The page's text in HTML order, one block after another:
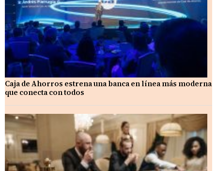
Caja de Ahorros estrena una banca en línea más moderna
que conecta con todos